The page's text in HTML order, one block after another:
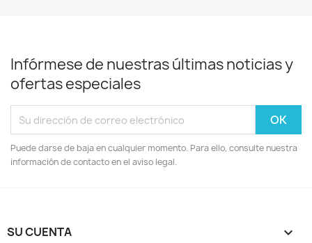
Infórmese de nuestras últimas noticias y
ofertas especiales
Puede darse de baja en cualquier momento. Para ello, consulte nuestra
información de contacto en el aviso legal.
SU CUENTA 